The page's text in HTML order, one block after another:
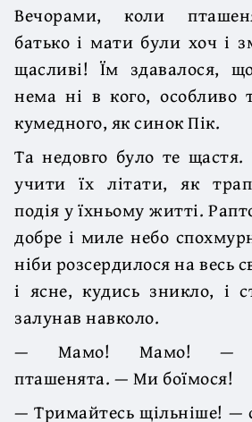
Вечорами, коли
батько і мати були хоч і
щасливі! Їм здавалося,
нема ні в кого, особливо
кумедного, як синок Пік.
Та недовго було те
учити їх літати, як
подія у їхньому житті.
добре і миле небо
ніби розсердилося на весь
і ясне, кудись зникло, і
залунав навколо.
— Мамо! Мамо! —
пташенята. — Ми боїмося!
— Тримайтесь щільніше! —